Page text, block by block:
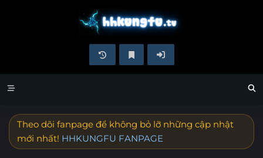
Theo dõi fanpage để không bỏ lỡ những cập nhật
mới nhất! HHKUNGFU FANPAGE